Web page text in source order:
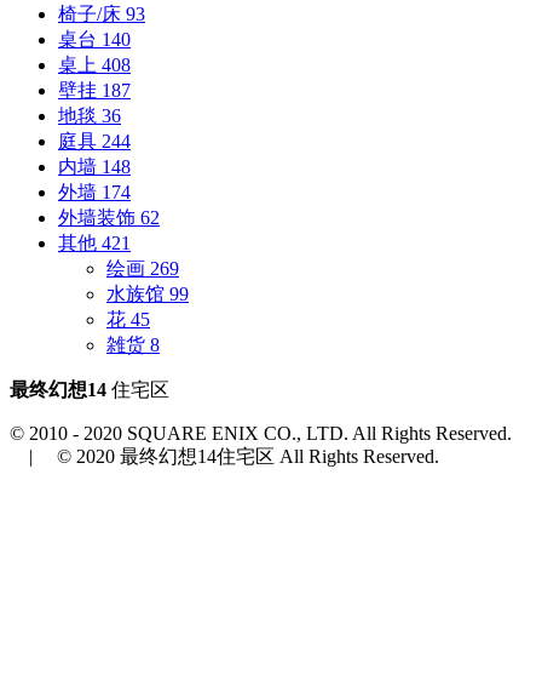
椅子/床 93
桌台 140
桌上 408
壁挂 187
地毯 36
庭具 244
内墙 148
外墙 174
外墙装饰 62
其他 421
绘画 269
水族馆 99
花 45
雑货 8
最终幻想14 住宅区
© 2010 - 2020 SQUARE ENIX CO., LTD. All Rights Reserved.
| © 2020 最终幻想14住宅区 All Rights Reserved.